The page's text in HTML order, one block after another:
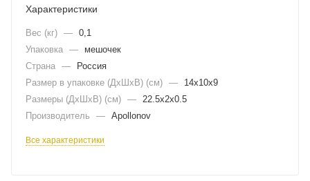
Характеристики
Вес (кг) — 0,1
Упаковка —
мешочек
Страна —
Россия
Размер в упаковке (ДхШxВ) (см) —
14х10х9
Размеры (ДxШxВ) (см) — 22.5х2х0.5
Производитель
— Apollonov
Все характеристики